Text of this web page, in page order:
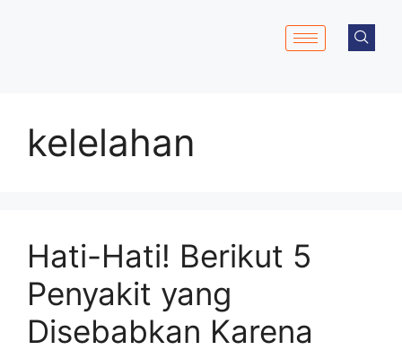
kelelahan
Hati-Hati! Berikut 5
Penyakit yang
Disebabkan Karena